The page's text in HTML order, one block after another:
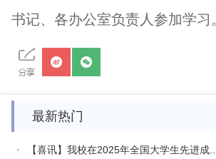
书记、各办公室负责人参加学习
最新热门
【喜讯】我校在2025年全国大学生先进成...